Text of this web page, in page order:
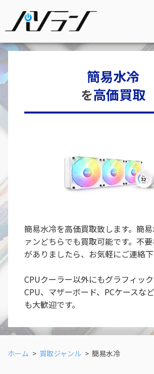
簡易水冷
を高価買取
簡易水冷を高価買取致します。簡
ァンどちらでも買取可能です。不
がありましたら、お気軽にご連絡下
CPUクーラー以外にもグラフィッ
CPU、マザーボード、PCケースな
も大歓迎です。
ホーム 買取ジャンル 簡易水冷